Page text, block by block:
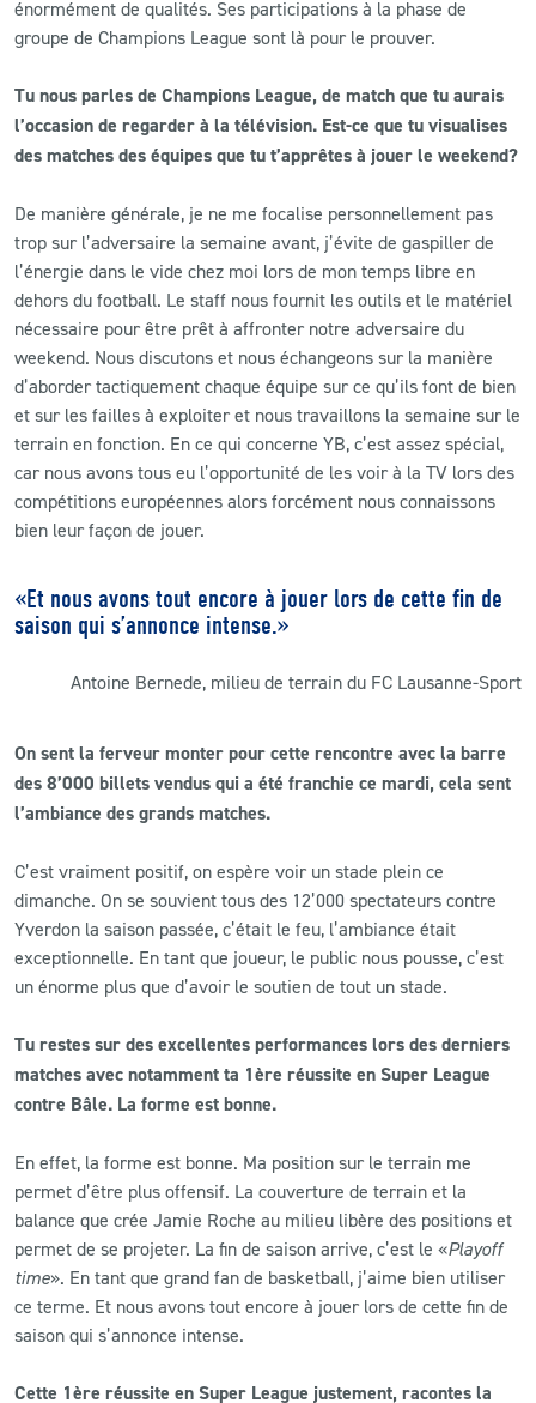
LS ACADEMY CAMPS
PRESSE ET MEDIAS
énormément de qualités. Ses participations à la phase de
groupe de Champions League sont là pour le prouver.
Tu nous parles de Champions League, de match que tu aurais
l’occasion de regarder à la télévision. Est-ce que tu visualises
des matches des équipes que tu t’apprêtes à jouer le weekend?
De manière générale, je ne me focalise personnellement pas
trop sur l’adversaire la semaine avant, j’évite de gaspiller de
l’énergie dans le vide chez moi lors de mon temps libre en
dehors du football. Le staff nous fournit les outils et le matériel
nécessaire pour être prêt à affronter notre adversaire du
weekend. Nous discutons et nous échangeons sur la manière
d’aborder tactiquement chaque équipe sur ce qu’ils font de bien
et sur les failles à exploiter et nous travaillons la semaine sur le
terrain en fonction. En ce qui concerne YB, c’est assez spécial,
car nous avons tous eu l’opportunité de les voir à la TV lors des
compétitions européennes alors forcément nous connaissons
bien leur façon de jouer.
«Et nous avons tout encore à jouer lors de cette fin de
saison qui s’annonce intense.»
Antoine Bernede, milieu de terrain du FC Lausanne-Sport
On sent la ferveur monter pour cette rencontre avec la barre
des 8’000 billets vendus qui a été franchie ce mardi, cela sent
l’ambiance des grands matches.
C’est vraiment positif, on espère voir un stade plein ce
dimanche. On se souvient tous des 12’000 spectateurs contre
Yverdon la saison passée, c’était le feu, l’ambiance était
exceptionnelle. En tant que joueur, le public nous pousse, c’est
un énorme plus que d’avoir le soutien de tout un stade.
Tu restes sur des excellentes performances lors des derniers
matches avec notamment ta 1ère réussite en Super League
contre Bâle. La forme est bonne.
En effet, la forme est bonne. Ma position sur le terrain me
permet d’être plus offensif. La couverture de terrain et la
balance que crée Jamie Roche au milieu libère des positions et
permet de se projeter. La fin de saison arrive, c’est le «Playoff
time». En tant que grand fan de basketball, j’aime bien utiliser
ce terme. Et nous avons tout encore à jouer lors de cette fin de
saison qui s’annonce intense.
Cette 1ère réussite en Super League justement, racontes la